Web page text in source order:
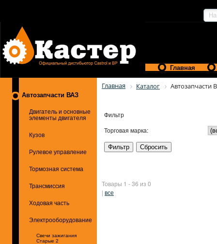
Главная
Автозапчасти ВАЗ
Двигатель и основные
элементы двигателя
Кузов
Рулевое управление
Тормозная система
Трансмиссия
Ходовая часть
Электрооборудование
Свечи зажигания
Старые 2
Главная Каталог Автозапчасти
Фильтр
Торговая марка:
Товары 1 - 36 из 0
| все